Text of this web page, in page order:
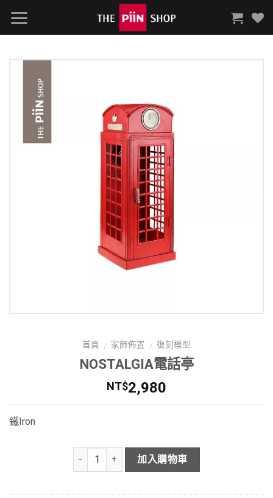
首頁 / 家飾佈置 / 復刻模型
NOSTALGIA電話亭
NT$2,980
鐵Iron
加入購物車